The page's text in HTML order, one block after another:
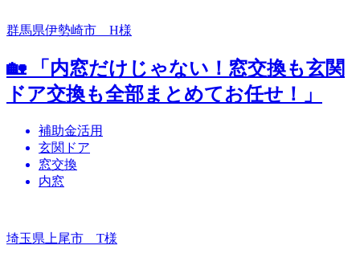
群馬県伊勢崎市 H様
🏡 「内窓だけじゃない！窓交換も玄関
ドア交換も全部まとめてお任せ！」
補助金活用
玄関ドア
窓交換
内窓
埼玉県上尾市 T様